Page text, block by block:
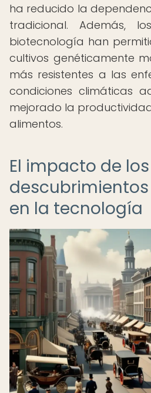
ha reducido la
tradicional. Además,
biotecnología han
cultivos genéticamente
más resistentes a las
condiciones climáticas
mejorado la
alimentos.
El impacto de los
en la tecnología